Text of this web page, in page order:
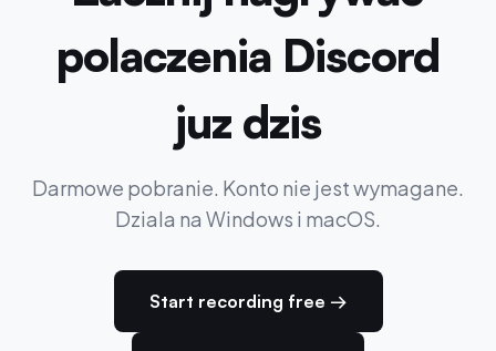
polaczenia Discord
juz dzis
Darmowe pobranie. Konto nie jest wymagane.
Dziala na Windows i macOS.
Start recording free →